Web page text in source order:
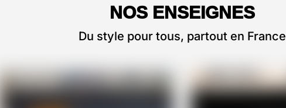
NOS ENSEIGNES
Du style pour tous, partout en France